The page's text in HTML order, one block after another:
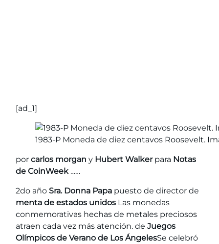
[ad_1]
1983-P Moneda de diez centavos Roosevelt.
por carlos morgan y Hubert Walkerpara Notas
de CoinWeek……
2do año Sra. Donna Papa puesto de director de
menta de estados unidos Las monedas
conmemorativas hechas de metales preciosos
atraen cada vez más atención. de Juegos
Olímpicos de Verano de Los ÁngelesSe celebró